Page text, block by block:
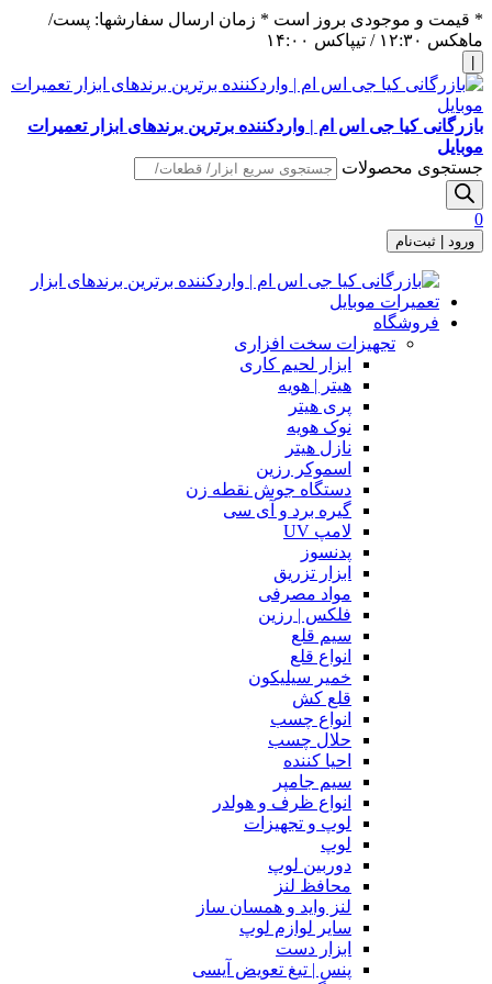
* قیمت و موجودی بروز است * زمان ارسال سفارشها: پست/
ماهکس ١٢:٣٠ / تیپاکس ١۴:٠٠
بازرگانی کیا جی اس ام | واردکننده برترین برندهای ابزار تعمیرات
موبایل
جستجوی محصولات
0
ورود | ثبت‌نام
فروشگاه
تجهیزات سخت افزاری
ابزار لحیم کاری
هیتر | هویه
پری هیتر
نوک هویه
نازل هیتر
اسموکر رزین
دستگاه جوش نقطه زن
گیره برد و آی سی
لامپ UV
پدنسوز
ابزار تزریق
مواد مصرفی
فلکس | رزین
سیم قلع
انواع قلع
خمیر سیلیکون
قلع کش
انواع چسب
حلال چسب
احیا کننده
سیم جامپر
انواع ظرف و هولدر
لوپ و تجهیزات
لوپ
دوربین لوپ
محافظ لنز
لنز واید و همسان ساز
سایر لوازم لوپ
ابزار دست
پنس | تیغ تعویض آیسی